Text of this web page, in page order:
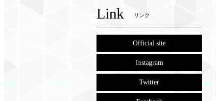
Link リンク
Official site
Instagram
Twitter